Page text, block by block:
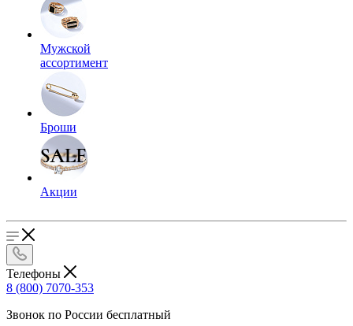
Мужской
ассортимент
Броши
Акции
Телефоны
8 (800) 7070-353
Звонок по России бесплатный